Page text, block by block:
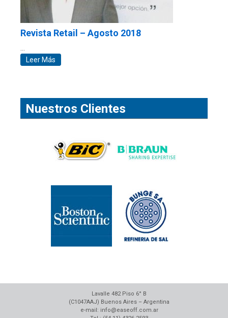
Revista Retail – Agosto 2018
…
Leer Más
Nuestros Clientes
Lavalle 482 Piso 6° B
(C1047AAJ) Buenos Aires – Argentina
e-mail: info@easeoff.com.ar